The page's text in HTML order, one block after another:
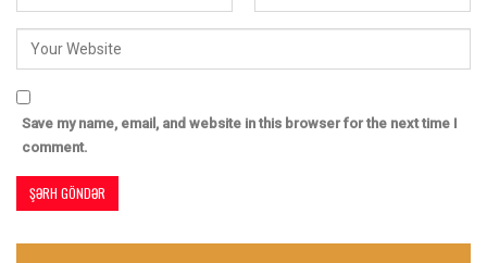
Save my name, email, and website in this browser for the next time I
comment.